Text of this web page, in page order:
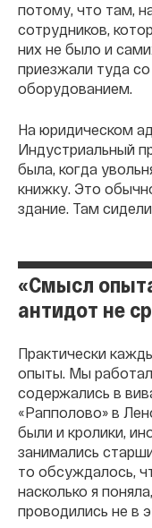
потому, что там,
сотрудников,
них не было и
приезжали туда
оборудованием.
На юридическом
Индустриальный
была, когда
книжку. Это
здание. Там
«Смысл
антидот не
Практически
опыты. Мы
содержались в
«Рапполово» в
были и кролики,
занимались
то обсуждалось,
насколько я
проводились не в